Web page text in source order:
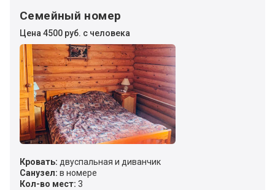
Семейный номер
Цена 4500 руб. с человека
Кровать: двуспальная и диванчик
Санузел: в номере
Кол-во мест: 3